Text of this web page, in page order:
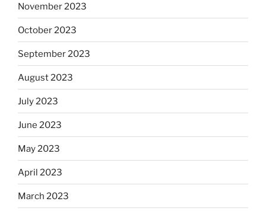
November 2023
October 2023
September 2023
August 2023
July 2023
June 2023
May 2023
April 2023
March 2023